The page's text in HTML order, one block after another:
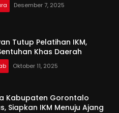
Desember 7, 2025
Tutup Pelatihan IKM,
Khas Daerah
Oktober 11, 2025
Kabupaten Gorontalo
Siapkan IKM Menuju Ajang